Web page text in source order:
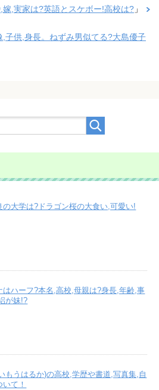
,実家は?英語とスケボー!高校は? 」
子供,身長。ねずみ男似てる?大島優子
の大学は?ドラゴン桜の大食い,可愛い!
はハーフ?本名,高校,母親は?身長,年齢,事
が妹!?
もうはるか)の高校,学歴や書道,写真集,自
て！